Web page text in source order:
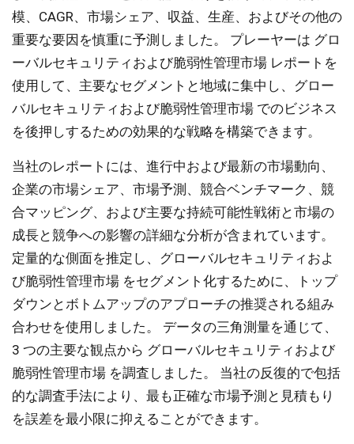
模、CAGR、市場シェア、収益、生産、およびその他の
重要な要因を慎重に予測しました。 プレーヤーは グロ
ーバルセキュリティおよび脆弱性管理市場 レポートを
使用して、主要なセグメントと地域に集中し、グロー
バルセキュリティおよび脆弱性管理市場 でのビジネス
を後押しするための効果的な戦略を構築できます。
当社のレポートには、進行中および最新の市場動向、
企業の市場シェア、市場予測、競合ベンチマーク、競
合マッピング、および主要な持続可能性戦術と市場の
成長と競争への影響の詳細な分析が含まれています。
定量的な側面を推定し、グローバルセキュリティおよ
び脆弱性管理市場 をセグメント化するために、トップ
ダウンとボトムアップのアプローチの推奨される組み
合わせを使用しました。 データの三角測量を通じて、
3 つの主要な観点から グローバルセキュリティおよび
脆弱性管理市場 を調査しました。 当社の反復的で包括
的な調査手法により、最も正確な市場予測と見積もり
を誤差を最小限に抑えることができます。